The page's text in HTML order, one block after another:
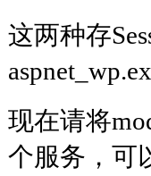
这两种存
现在请将
个服务，可